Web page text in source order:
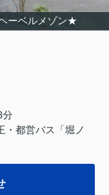
ーベルメゾン★
分
・都営バス「堀ノ